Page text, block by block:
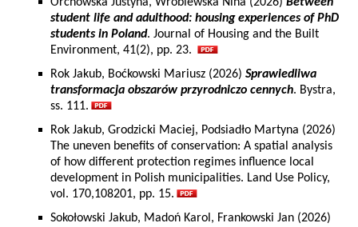
student life and adulthood: housing experiences of PhD
students in Poland. Journal of Housing and the Built
Environment, 41(2), pp. 23.
Rok Jakub, Boćkowski Mariusz (2026) Sprawiedliwa
transformacja obszarów przyrodniczo cennych. Bystra,
ss. 111.
Rok Jakub, Grodzicki Maciej, Podsiadło Martyna (2026)
The uneven benefits of conservation: A spatial analysis
of how different protection regimes influence local
development in Polish municipalities. Land Use Policy,
vol. 170,108201, pp. 15.
Sokołowski Jakub, Madoń Karol, Frankowski Jan (2026)